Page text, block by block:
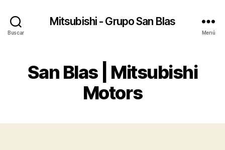
Buscar
Mitsubishi - Grupo San Blas
Menú
San Blas | Mitsubishi
Motors